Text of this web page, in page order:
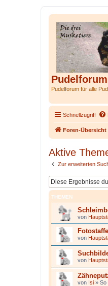
Pudelforum für alle
Schnellzugriff
Foren-Übersicht
Aktive
Zur erweiterten
THEMEN
von
Fotostaffel
von
von
von Isi » So